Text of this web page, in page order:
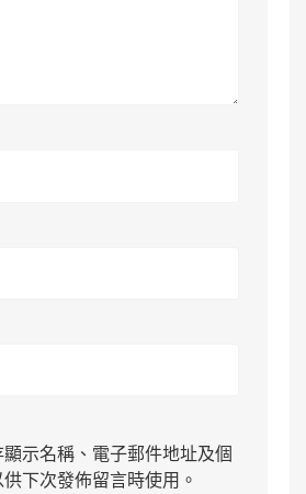
示名稱、電子郵件地址及個
下次發佈留言時使用。